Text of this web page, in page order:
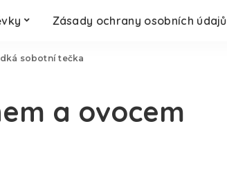
Zásady ochrany osobních údajů
sobotní tečka
a ovocem